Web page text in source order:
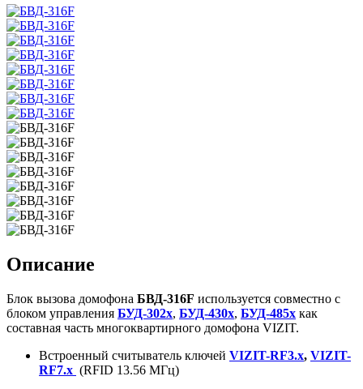
Описание
Блок вызова домофона БВД-316F используется совместно с
блоком управления БУД-302x, БУД-430x, БУД-485x как
составная часть многоквартирного домофона VIZIT.
Встроенный считыватель ключей VIZIT-RF3.x, VIZIT-
RF7.x (RFID 13.56 МГц)